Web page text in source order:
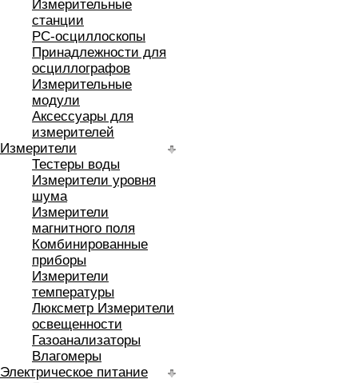
Измерительные
станции
РС-осциллоскопы
Принадлежности для
осциллографов
Измерительные
модули
Аксессуары для
измерителей
Измерители
Тестеры воды
Измерители уровня
шума
Измерители
магнитного поля
Комбинированные
приборы
Измерители
температуры
Люксметр Измерители
освещенности
Газоанализаторы
Влагомеры
Электрическое питание